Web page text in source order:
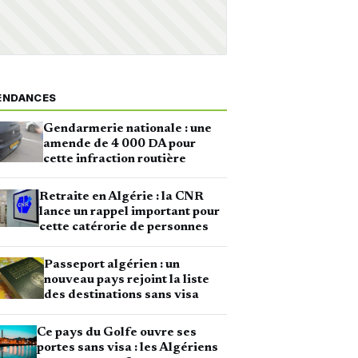
Gendarmerie nationale : une
amende de 4 000 DA pour
cette infraction routière
Retraite en Algérie : la CNR
lance un rappel important pour
cette catérorie de personnes
Passeport algérien : un
nouveau pays rejoint la liste
des destinations sans visa
Ce pays du Golfe ouvre ses
portes sans visa : les Algériens